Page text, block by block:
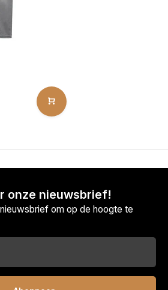
onze nieuwsbrief!
om op de hoogte te